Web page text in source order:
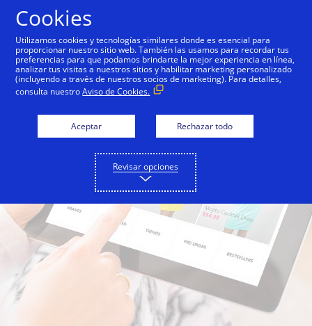
Cookies
Utilizamos cookies y tecnologías similares donde es esencial para
proporcionar nuestro sitio web. También las usamos para recordar tus
preferencias para que podamos brindarte la mejor experiencia en línea,
analizar tus visitas a nuestros sitios y habilitar marketing personalizado
(incluyendo a través de nuestros socios de marketing). Para detalles,
consulta nuestroAviso de Cookies.
Aceptar Rechazar todo
Revisar opciones